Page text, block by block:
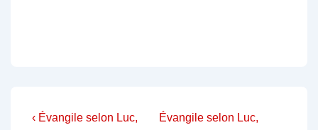
Navigation
Previous
‹ Évangile selon Luc,
Next
Évangile selon Luc,